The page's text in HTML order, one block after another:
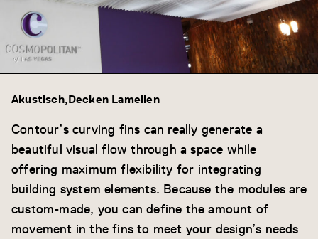
Akustisch Decken Lamellen
Contour’s curving fins can really generate a
beautiful visual flow through a space while
offering maximum flexibility for integrating
building system elements. Because the modules are
custom-made, you can define the amount of
movement in the fins to meet your design’s needs